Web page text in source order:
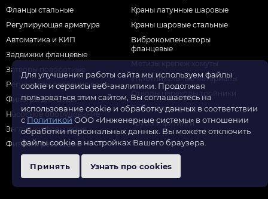
Фланцы стальные
Регулирующая арматура
Автоматика и КИП
Задвижки фланцевые
Затворы поворотные
Регуляторы давления воды
Фильтры для воды
Насосное оборудование
Заглушки фланцевые
Фитинги резьбовые
Краны латунные шаровые
Краны шаровые стальные
Виброкомпенсаторы
фланцевые
Метизы крепеж хомуты
Уплотнительные материалы
Отводы переходы тройники
Прочая продукция
Трубы и фитинги
Для улучшения работы сайта мы используем файлы
cookie и сервисы веб-аналитики. Продолжая
пользоваться этим сайтом, Вы соглашаетесь на
использование cookie и обработку данных в соответствии
с Политикой ООО «Инженерные системы» в отношении
обработки персональных данных. Вы можете отключить
файлы cookie в настройках Вашего браузера.
Принять Узнать про cookies